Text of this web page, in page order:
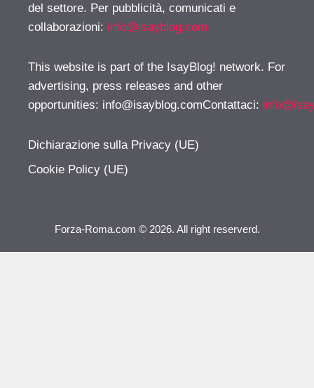
del settore. Per pubblicità, comunicati e
collaborazioni: info@isayblog.com
This website is part of the IsayBlog! network. For
advertising, press releases and other
opportunities: info@isayblog.comContattaci:
Dichiarazione sulla Privacy (UE)
Cookie Policy (UE)
Forza-Roma.com © 2026. All right reserverd.